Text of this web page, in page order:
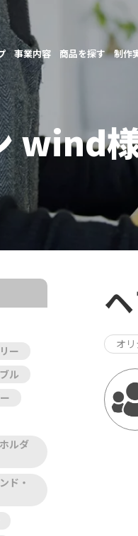
事業内容 商品を探す 制作
wind
オ
ー
ル
ルダ
ド・